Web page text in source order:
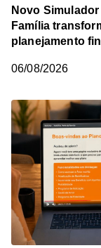
Novo
Família
planejamento
06/08/2026